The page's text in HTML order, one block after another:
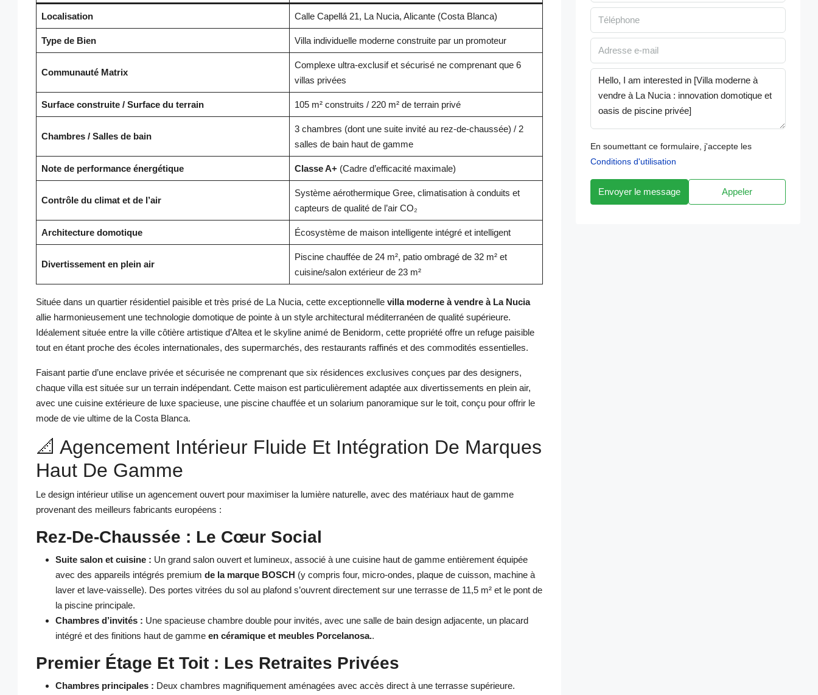
Localisation Calle Capellá 21, La Nucia, Alicante (Costa Blanca)
Type de Bien Villa individuelle moderne construite par un promoteur
Communauté Matrix
Complexe ultra-exclusif et sécurisé ne comprenant que 6
villas privées
Surface construite / Surface du terrain 105 m² construits / 220 m² de terrain privé
Chambres / Salles de bain
3 chambres (dont une suite invité au rez-de-chaussée) / 2
salles de bain haut de gamme
Note de performance énergétique Classe A+(Cadre d’efficacité maximale)
Contrôle du climat et de l’air
Système aérothermique Gree, climatisation à conduits et
capteurs de qualité de l’air CO₂
Architecture domotique Écosystème de maison intelligente intégré et intelligent
Divertissement en plein air
Piscine chauffée de 24 m², patio ombragé de 32 m² et
cuisine/salon extérieur de 23 m²
Située dans un quartier résidentiel paisible et très prisé de La Nucia, cette exceptionnelle villa moderne à vendre à La Nucia
allie harmonieusement une technologie domotique de pointe à un style architectural méditerranéen de qualité supérieure.
Idéalement située entre la ville côtière artistique d’Altea et le skyline animé de Benidorm, cette propriété offre un refuge paisible
tout en étant proche des écoles internationales, des supermarchés, des restaurants raffinés et des commodités essentielles.
Faisant partie d’une enclave privée et sécurisée ne comprenant que six résidences exclusives conçues par des designers,
chaque villa est située sur un terrain indépendant. Cette maison est particulièrement adaptée aux divertissements en plein air,
avec une cuisine extérieure de luxe spacieuse, une piscine chauffée et un solarium panoramique sur le toit, conçu pour offrir le
mode de vie ultime de la Costa Blanca.
📐 Agencement Intérieur Fluide Et Intégration De Marques
Haut De Gamme
Le design intérieur utilise un agencement ouvert pour maximiser la lumière naturelle, avec des matériaux haut de gamme
provenant des meilleurs fabricants européens :
Rez-De-Chaussée : Le Cœur Social
Suite salon et cuisine : Un grand salon ouvert et lumineux, associé à une cuisine haut de gamme entièrement équipée
avec des appareils intégrés premium de la marque BOSCH (y compris four, micro-ondes, plaque de cuisson, machine à
laver et lave-vaisselle). Des portes vitrées du sol au plafond s’ouvrent directement sur une terrasse de 11,5 m² et le pont de
la piscine principale.
Chambres d’invités : Une spacieuse chambre double pour invités, avec une salle de bain design adjacente, un placard
intégré et des finitions haut de gamme en céramique et meubles Porcelanosa..
Premier Étage Et Toit : Les Retraites Privées
Chambres principales : Deux chambres magnifiquement aménagées avec accès direct à une terrasse supérieure.
En soumettant ce formulaire, j'accepte les
Conditions d'utilisation
Envoyer le message Appeler